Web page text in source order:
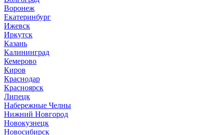
Воронеж
Екатеринбург
Ижевск
Иркутск
Казань
Калининград
Кемерово
Киров
Краснодар
Красноярск
Липецк
Набережные Челны
Нижний Новгород
Новокузнецк
Новосибирск